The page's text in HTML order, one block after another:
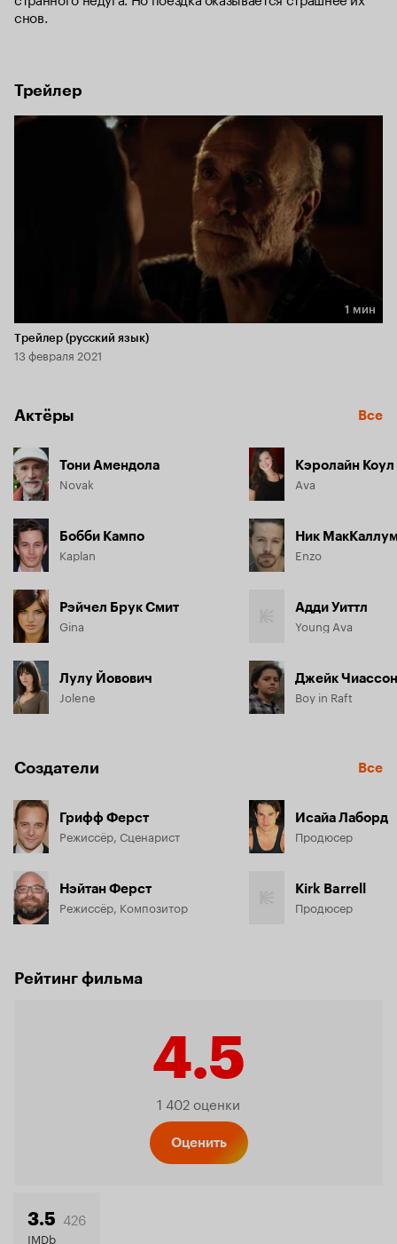
снов.
Трейлер
Длительность 1 мин
1 мин
Трейлер (русский язык)
13 февраля 2021
Актёры Все
Тони Амендола
Novak
Бобби Кампо
Kaplan
Рэйчел Брук Смит
Gina
Лулу Йовович
Jolene
Кэролайн Коул
Ava
Ник
Enzo
Адди Уиттл
Young Ava
Джейк Чиассон
Boy in Raft
Создатели Все
Грифф Ферст
Режиссёр, Сценарист
Нэйтан Ферст
Режиссёр, Композитор
Исайа Лаборд
Продюсер
Kirk Barrell
Продюсер
Рейтинг фильма
4.5
Рейтинг
1 402 оценки
Оценить
3.5 426
IMDb